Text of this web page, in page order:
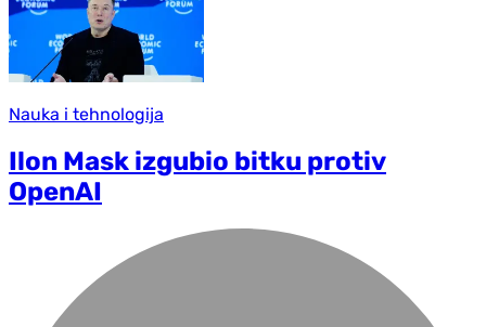
Nauka i tehnologija
Ilon Mask izgubio bitku protiv
OpenAI